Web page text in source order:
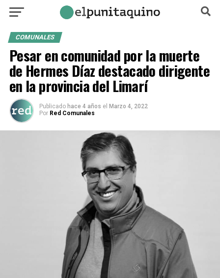
COMUNALES
Pesar en comunidad por la muerte
de Hermes Díaz destacado dirigente
en la provincia del Limarí
Publicado hace 4 años el Marzo 4, 2022
Por Red Comunales